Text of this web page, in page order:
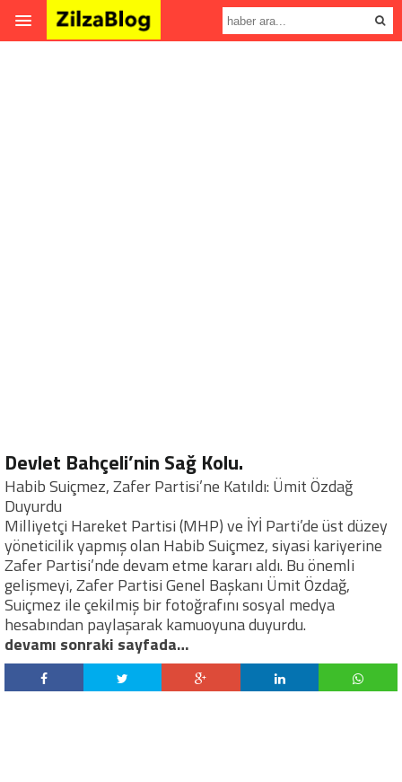
Devlet Bahçeli’nin Sağ Kolu.
Habib Suiçmez, Zafer Partisi’ne Katıldı: Ümit Özdağ
Duyurdu
Milliyetçi Hareket Partisi (MHP) ve İYİ Parti’de üst düzey
yöneticilik yapmış olan Habib Suiçmez, siyasi kariyerine
Zafer Partisi’nde devam etme kararı aldı. Bu önemli
gelişmeyi, Zafer Partisi Genel Başkanı Ümit Özdağ,
Suiçmez ile çekilmiş bir fotoğrafını sosyal medya
hesabından paylaşarak kamuoyuna duyurdu.
devamı sonraki sayfada…